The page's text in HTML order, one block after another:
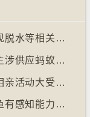
【十万八千里】极端高温令骆驼出现脱水等相关疾病
【十万八千里】米芝莲两星餐厅东主涉供应蚂蚁菜式 检方求囚一年
【十万八千里】南韩寺庙安排长达相亲活动大受欢迎
【十万八千里】阿根廷法庭宣判金鱼有感知能力须从寿司店移走